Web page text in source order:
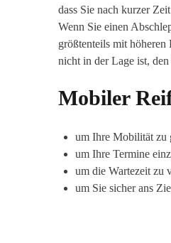
dass Sie nach kurzer
Wenn Sie einen
größtenteils mit
nicht in der Lage ist,
Mobiler
um Ihre Mobilität zu
um Ihre Termine
um die Wartezeit zu
um Sie sicher ans